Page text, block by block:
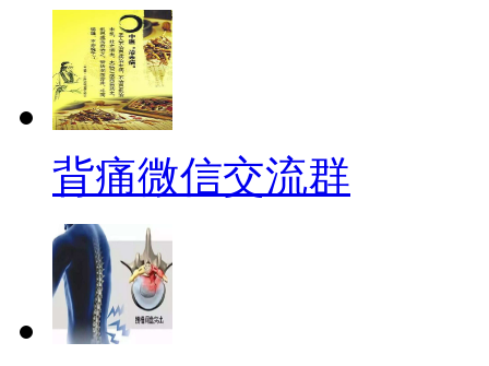
背痛微信交流群